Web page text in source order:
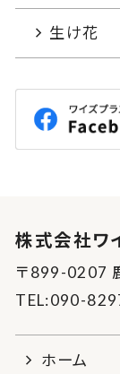
生け花
株式会社ワ
〒899-0207
TEL:090-
ホーム